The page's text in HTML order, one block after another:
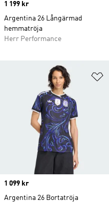
Price
1 199 kr
Argentina 26 Långärmad
hemmatröja
Herr Performance
Price
1 099 kr
Argentina 26 Bortatröja